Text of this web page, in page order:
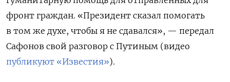
фронт граждан. «Президент сказал помогать
в том же духе, чтобы я не сдавался», — передал
Сафонов свой разговор с Путиным (видео
публикуют «Известия»).